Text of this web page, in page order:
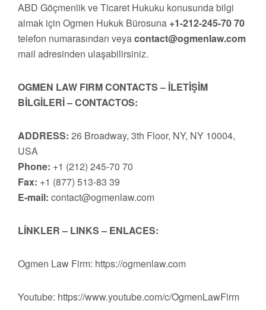
ABD Göçmenlik ve Ticaret Hukuku konusunda bilgi
almak için Ogmen Hukuk Bürosuna +1-212-245-70 70
telefon numarasından veyacontact@ogmenlaw.com
mail adresinden ulaşabilirsiniz.
OGMEN LAW FIRM CONTACTS – İLETİŞİM
BİLGİLERİ – CONTACTOS:
ADDRESS: 26 Broadway, 3th Floor, NY, NY 10004,
USA
Phone: +1 (212) 245-70 70
Fax: +1 (877) 513-83 39
E-mail: contact@ogmenlaw.com
LİNKLER – LINKS – ENLACES:
Ogmen Law Firm: https://ogmenlaw.com
Youtube: https://www.youtube.com/c/OgmenLawFirm